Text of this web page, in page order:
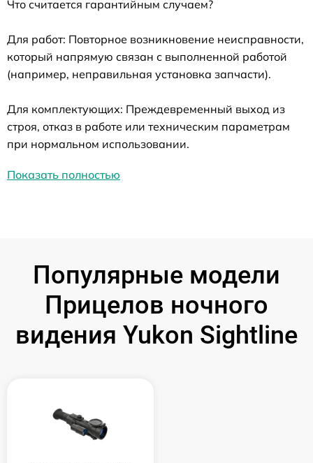
Что считается гарантийным случаем?
Для работ: Повторное возникновение неисправности,
который напрямую связан с выполненной работой
(например, неправильная установка запчасти).
Для комплектующих: Преждевременный выход из
строя, отказ в работе или техническим параметрам
при нормальном использовании.
Показать полностью
Популярные модели
Прицелов ночного
видения Yukon Sightline